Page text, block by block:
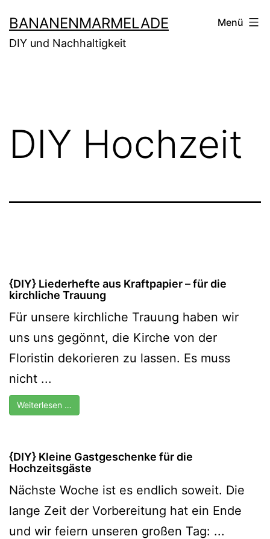
Inhalt
springen
BANANENMARMELADE
DIY und Nachhaltigkeit
Menü
DIY Hochzeit
{DIY} Liederhefte aus Kraftpapier – für die
kirchliche Trauung
Für unsere kirchliche Trauung haben wir
uns uns gegönnt, die Kirche von der
Floristin dekorieren zu lassen. Es muss
nicht ...
Weiterlesen …
{DIY} Kleine Gastgeschenke für die
Hochzeitsgäste
Nächste Woche ist es endlich soweit. Die
lange Zeit der Vorbereitung hat ein Ende
und wir feiern unseren großen Tag: ...